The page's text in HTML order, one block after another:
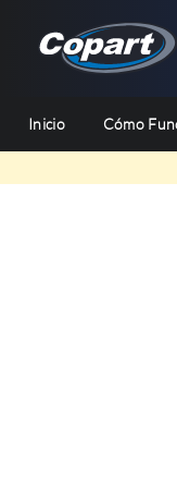
Inicio Cómo